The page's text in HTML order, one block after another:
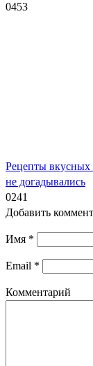
0453
Рецепты вкусных
не догадывались
0241
Добавить
Имя *
Email *
Комментарий